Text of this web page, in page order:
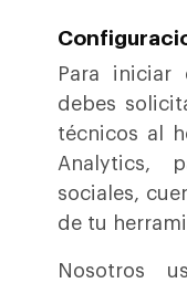
Para iniciar
debes
técnicos al
Analytics,
sociales,
de tu
Nosotros